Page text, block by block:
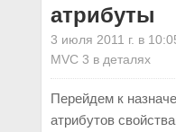
атрибуты
3 июля 2011 г. в
MVC 3 в деталях
Перейдем к
атрибутов